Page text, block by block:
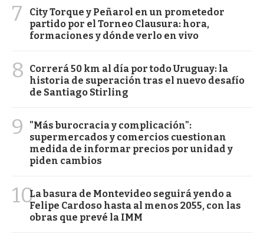
7
City Torque y Peñarol en un prometedor
partido por el Torneo Clausura: hora,
formaciones y dónde verlo en vivo
8
Correrá 50 km al día por todo Uruguay: la
historia de superación tras el nuevo desafío
de Santiago Stirling
9
"Más burocracia y complicación":
supermercados y comercios cuestionan
medida de informar precios por unidad y
piden cambios
10La basura de Montevideo seguirá yendo a
Felipe Cardoso hasta al menos 2055, con las
obras que prevé la IMM